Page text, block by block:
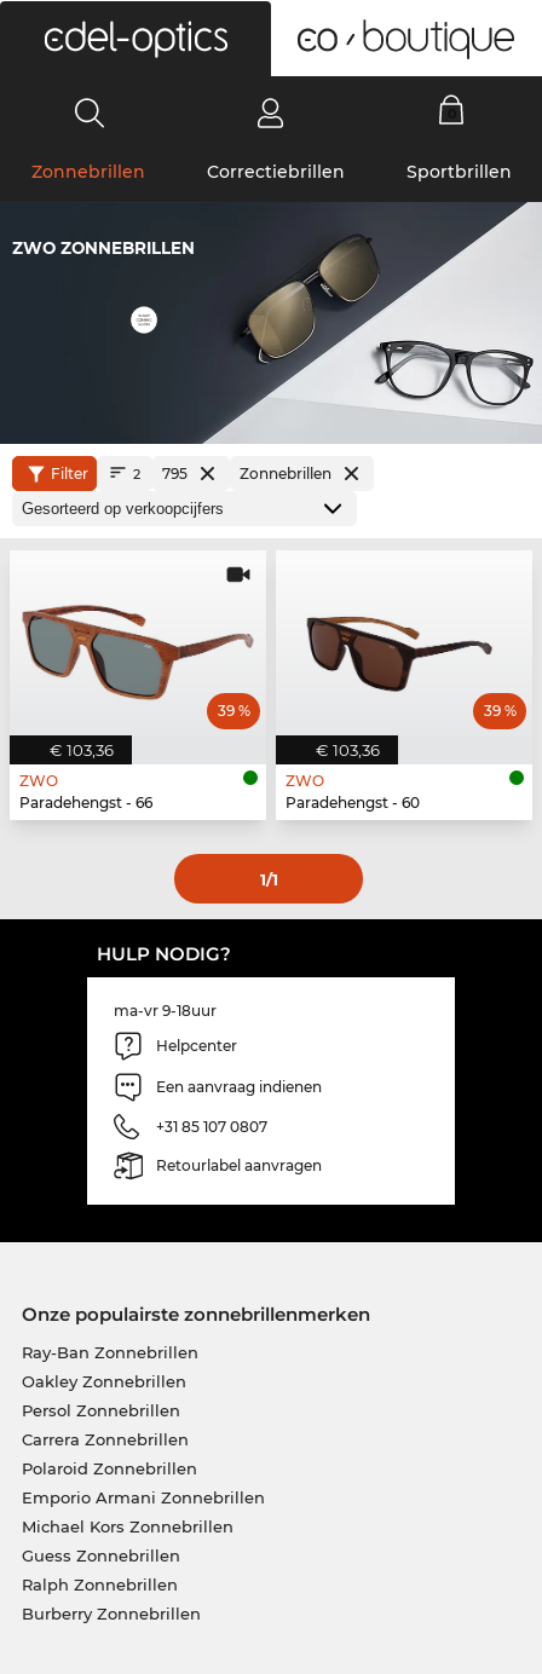
Zonnebrillen Correctiebrillen Sportbrillen
ZWO ZONNEBRILLEN
Filter 2 795 Zonnebrillen
€ 103,36
39 %
ZWO
Paradehengst - 66
€ 103,36
39 %
ZWO
Paradehengst - 60
1/1
HULP NODIG?
ma-vr 9-18uur
Helpcenter
Een aanvraag indienen
+31 85 107 0807
Retourlabel aanvragen
Onze populairste zonnebrillenmerken
Ray-Ban Zonnebrillen
Oakley Zonnebrillen
Persol Zonnebrillen
Carrera Zonnebrillen
Polaroid Zonnebrillen
Emporio Armani Zonnebrillen
Michael Kors Zonnebrillen
Guess Zonnebrillen
Ralph Zonnebrillen
Burberry Zonnebrillen